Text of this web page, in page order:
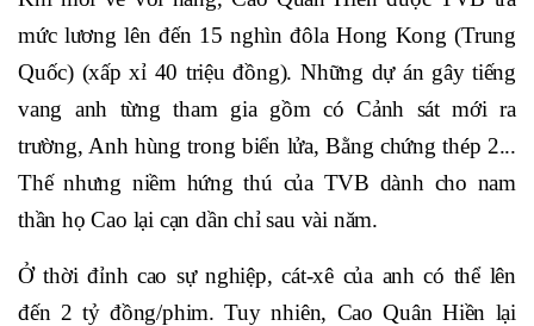
mức lương lên đến 15 nghìn đôla Hong Kong (Trung
Quốc) (xấp xỉ 40 triệu đồng). Những dự án gây tiếng
vang anh từng tham gia gồm có Cảnh sát mới ra
trường, Anh hùng trong biển lửa, Bằng chứng thép 2...
Thế nhưng niềm hứng thú của TVB dành cho nam
thần họ Cao lại cạn dần chỉ sau vài năm.
Ở thời đỉnh cao sự nghiệp, cát-xê của anh có thể lên
đến 2 tỷ đồng/phim. Tuy nhiên, Cao Quân Hiền lại